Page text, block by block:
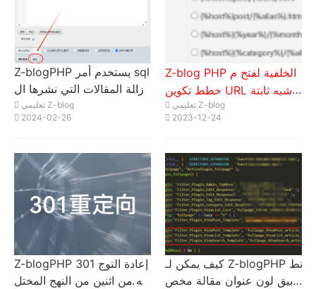
Z-blogPHP يستخدم أمر sql
لإزالة المقالات التي نشرها ال
مستخدمون المحددون بشكل
جماعي
تعليمي Z-blog
2024-02-26
Z-blog PHP الخلفية لفتح م
خطط تكوين URL شبه ثابتة
تعليمي Z-blog
2023-12-24
Z-blogPHP 301 إعادة التوج
يه من اثنين من النهج المختل
كيف يمكن لـ Z-blogPHP تط
بيق لون عنوان مقالة مخص